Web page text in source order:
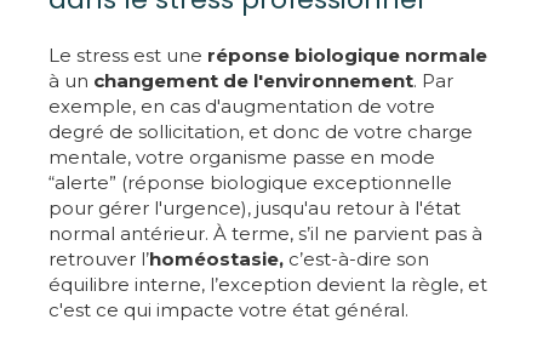
Le stress est une réponse biologique normale
à un changement de l'environnement. Par
exemple, en cas d'augmentation de votre
degré de sollicitation, et donc de votre charge
mentale, votre organisme passe en mode
“alerte” (réponse biologique exceptionnelle
pour gérer l'urgence), jusqu'au retour à l'état
normal antérieur. À terme, s’il ne parvient pas à
retrouver l’homéostasie, c’est-à-dire son
équilibre interne, l’exception devient la règle, et
c'est ce qui impacte votre état général.